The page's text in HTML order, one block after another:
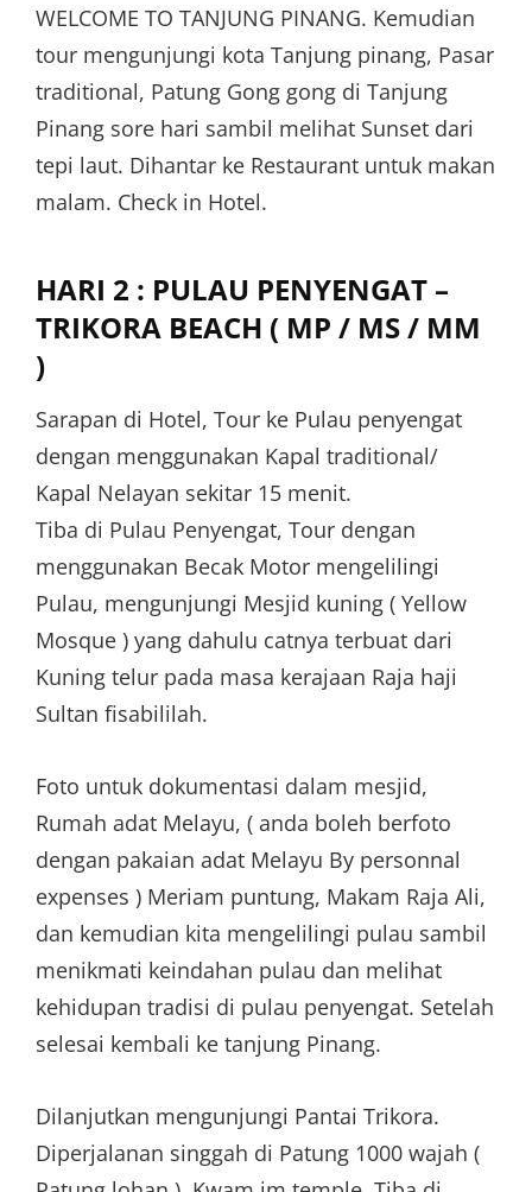
WELCOME TO TANJUNG PINANG. Kemudian
tour mengunjungi kota Tanjung pinang, Pasar
traditional, Patung Gong gong di Tanjung
Pinang sore hari sambil melihat Sunset dari
tepi laut. Dihantar ke Restaurant untuk makan
malam. Check in Hotel.
HARI 2 : PULAU PENYENGAT –
TRIKORA BEACH ( MP / MS / MM
)
Sarapan di Hotel, Tour ke Pulau penyengat
dengan menggunakan Kapal traditional/
Kapal Nelayan sekitar 15 menit.
Tiba di Pulau Penyengat, Tour dengan
menggunakan Becak Motor mengelilingi
Pulau, mengunjungi Mesjid kuning ( Yellow
Mosque ) yang dahulu catnya terbuat dari
Kuning telur pada masa kerajaan Raja haji
Sultan fisabililah.
Foto untuk dokumentasi dalam mesjid,
Rumah adat Melayu, ( anda boleh berfoto
dengan pakaian adat Melayu By personnal
expenses ) Meriam puntung, Makam Raja Ali,
dan kemudian kita mengelilingi pulau sambil
menikmati keindahan pulau dan melihat
kehidupan tradisi di pulau penyengat. Setelah
selesai kembali ke tanjung Pinang.
Dilanjutkan mengunjungi Pantai Trikora.
Diperjalanan singgah di Patung 1000 wajah (